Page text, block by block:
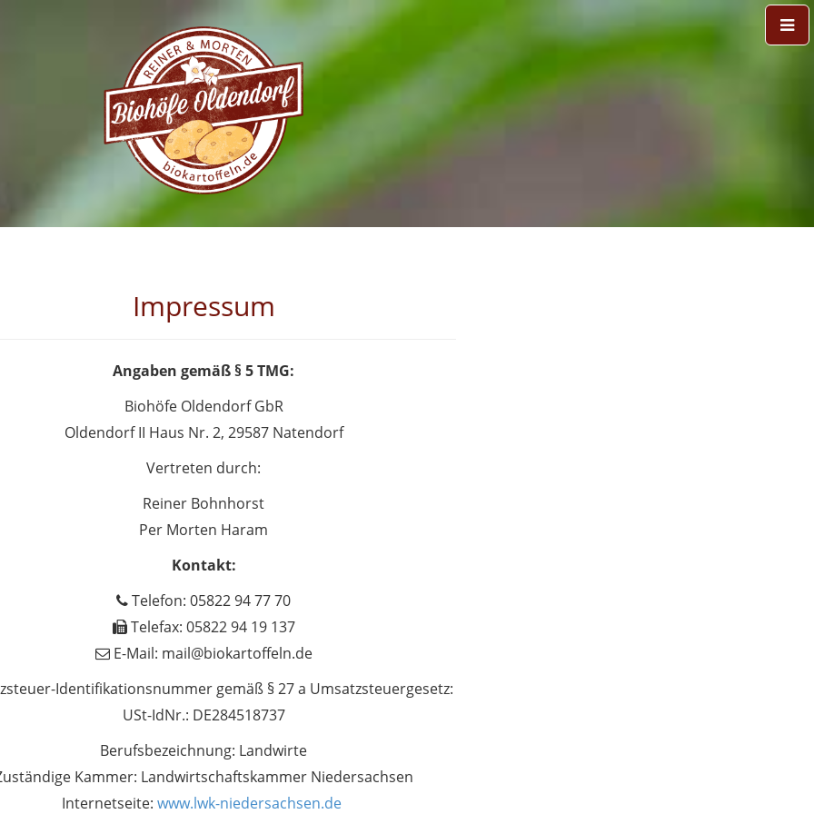
Impressum
Angaben gemäß § 5 TMG:
Biohöfe Oldendorf GbR
Oldendorf II Haus Nr. 2, 29587 Natendorf
Vertreten durch:
Reiner Bohnhorst
Per Morten Haram
Kontakt:
Telefon: 05822 94 77 70
Telefax: 05822 94 19 137
E-Mail: mail@biokartoffeln.de
Identifikationsnummer gemäß § 27 a Umsatzsteuergesetz:
USt-IdNr.: DE284518737
Berufsbezeichnung: Landwirte
Kammer: Landwirtschaftskammer Niedersachsen
Internetseite: www.lwk-niedersachsen.de